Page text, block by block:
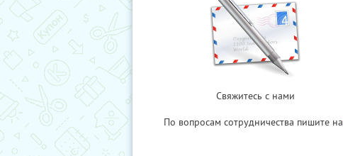
Свяжитесь с нами
По вопросам сотрудничества пишите на